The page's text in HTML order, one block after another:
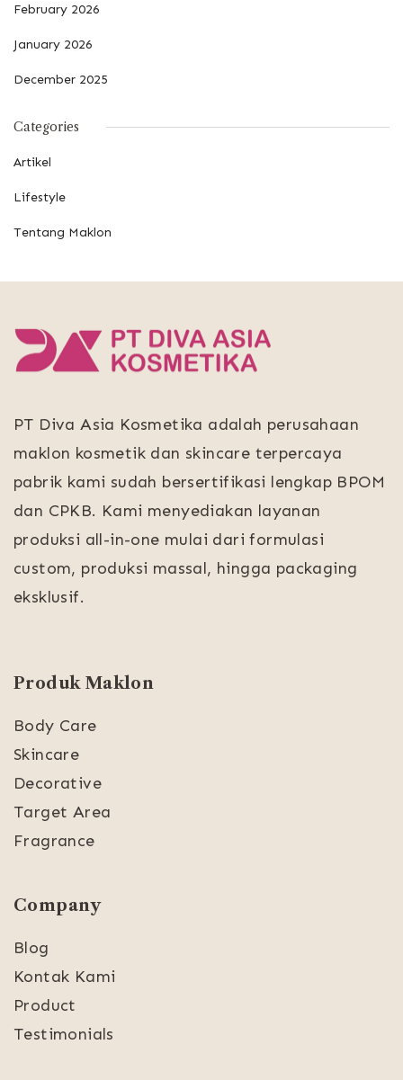
February 2026
January 2026
December 2025
Categories
Artikel
Lifestyle
Tentang Maklon
PT Diva Asia Kosmetika adalah perusahaan
maklon kosmetik dan skincare terpercaya
pabrik kami sudah bersertifikasi lengkap BPOM
dan CPKB. Kami menyediakan layanan
produksi all-in-one mulai dari formulasi
custom, produksi massal, hingga packaging
eksklusif.
Produk Maklon
Body Care
Skincare
Decorative
Target Area
Fragrance
Company
Blog
Kontak Kami
Product
Testimonials